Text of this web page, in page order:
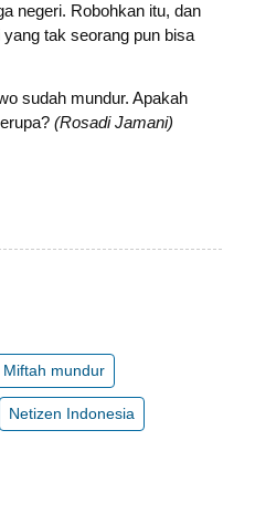
negeri. Robohkan itu, dan
tak seorang pun bisa
sudah mundur. Apakah
(Rosadi Jamani)
Miftah mundur
Netizen Indonesia